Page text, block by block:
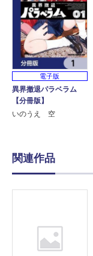
電子版
異界撤退パラベラム
【分冊版】
いのうえ 空
関連作品